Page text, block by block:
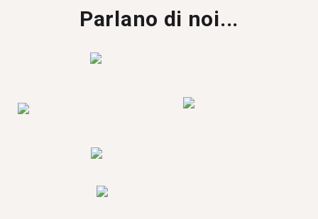
Parlano di noi...